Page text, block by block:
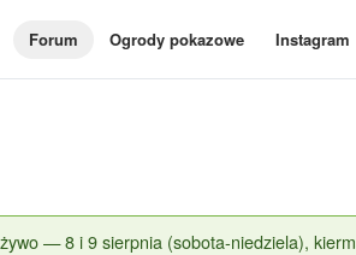
Forum Ogrody pokazowe Instagram
— 8 i 9 sierpnia (sobota-niedziela),